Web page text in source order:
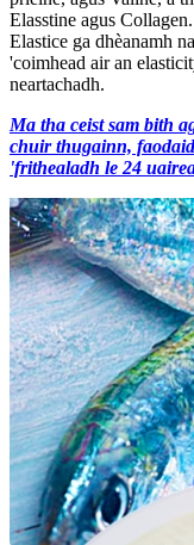
Elasstine agus
Elastice ga dhèanamh
'coimhead air an
neartachadh.
Ma tha ceist sam bith
chuir thugainn,
'frithealadh le 24